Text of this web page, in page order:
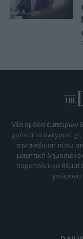
Μία ομάδα έμπειρων
χρόνια το dailypost.gr,
την ανάλυση πίσω
μαχητική
παραπολιτικά
γνώμονα